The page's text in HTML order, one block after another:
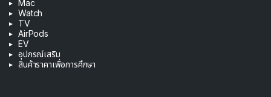
Mac
Watch
TV
AirPods
EV
อุปกรณ์เสริม
สินค้าราคาเพื่อการศึกษา